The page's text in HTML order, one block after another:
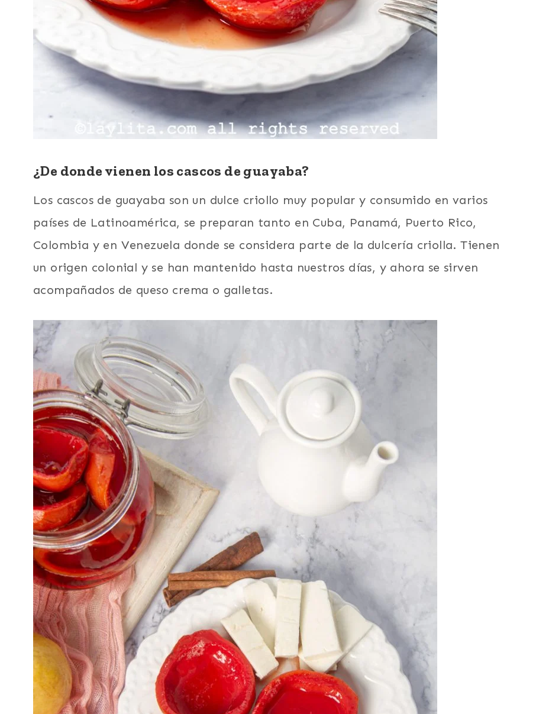
¿De donde vienen los cascos de guayaba?
Los cascos de guayaba son un dulce criollo muy popular y consumido en varios
países de Latinoamérica, se preparan tanto en Cuba, Panamá, Puerto Rico,
Colombia y en Venezuela donde se considera parte de la dulcería criolla. Tienen
un origen colonial y se han mantenido hasta nuestros días, y ahora se sirven
acompañados de queso crema o galletas.